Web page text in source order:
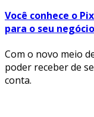
Você conhece o
para o seu
Com o novo meio
poder receber de
conta.